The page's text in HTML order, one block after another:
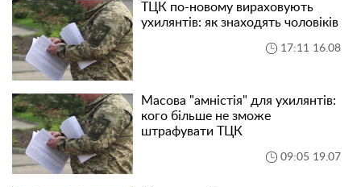
ТЦК по-новому вираховують
ухилянтів: як знаходять чоловіків
17:11 16.08
Масова "амністія" для ухилянтів:
кого більше не зможе
штрафувати ТЦК
09:05 19.07